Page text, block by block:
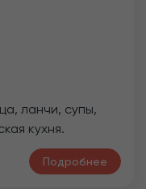
ланчи, супы,
кухня.
Подробнее